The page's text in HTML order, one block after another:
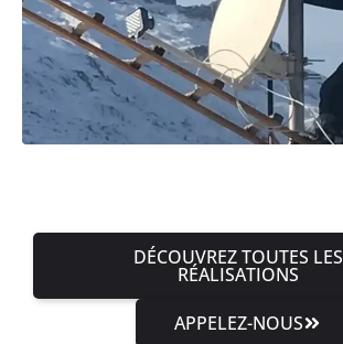
DÉCOUVREZ TOUTES LES
RÉALISATIONS
APPELEZ-NOUS